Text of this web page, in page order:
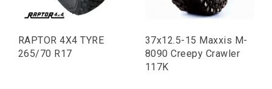
RAPTOR 4X4 TYRE
265/70 R17
37x12.5-15 Maxxis M-
8090 Creepy Crawler
117K